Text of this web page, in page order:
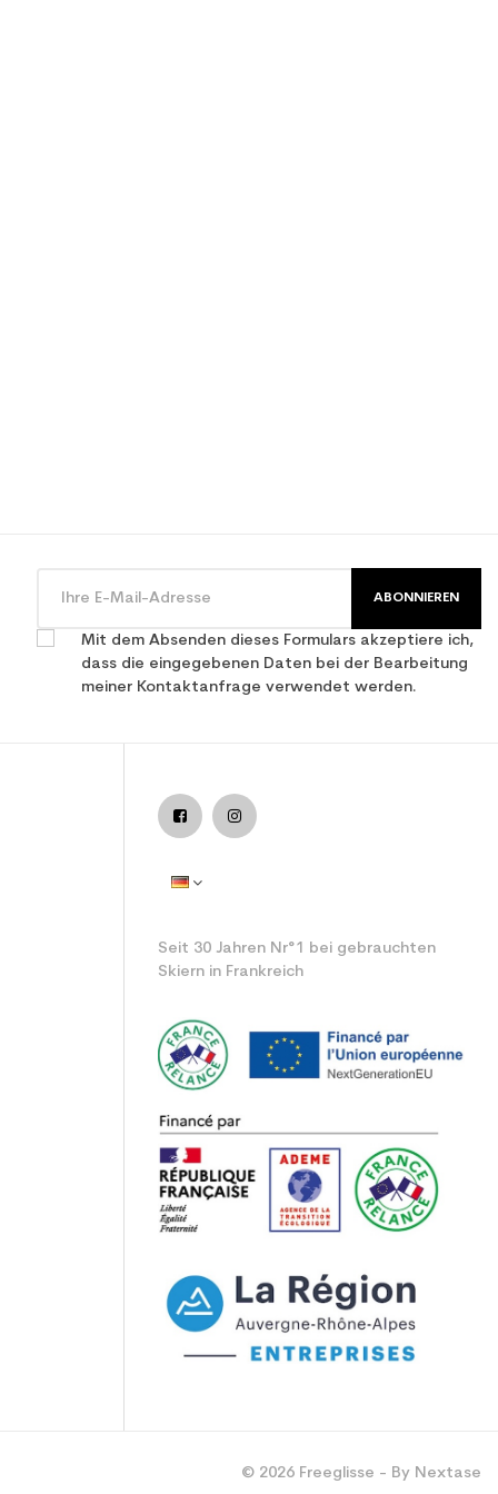
ABONNIEREN
Mit dem Absenden dieses Formulars akzeptiere ich,
dass die eingegebenen Daten bei der Bearbeitung
meiner Kontaktanfrage verwendet werden.
Seit 30 Jahren Nr°1 bei gebrauchten
Skiern in Frankreich
© 2026 Freeglisse - By Nextase